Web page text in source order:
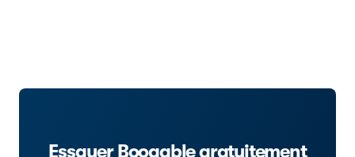
Essayer Booqable gratuitement